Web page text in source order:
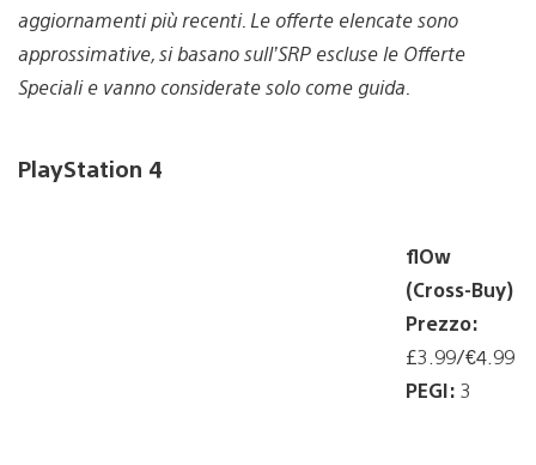
aggiornamenti più recenti. Le offerte elencate sono
approssimative, si basano sull’SRP escluse le Offerte
Speciali e vanno considerate solo come guida.
PlayStation 4
flOw
(Cross-Buy)
Prezzo:
£3.99/€4.99
PEGI: 3